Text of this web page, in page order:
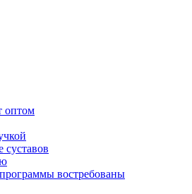
оптом
суставов
востребованы